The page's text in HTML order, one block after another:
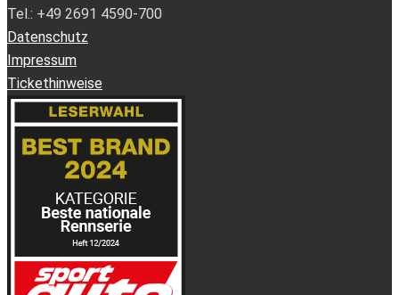
Tel.: +49 2691 4590-700
Datenschutz
Impressum
Tickethinweise